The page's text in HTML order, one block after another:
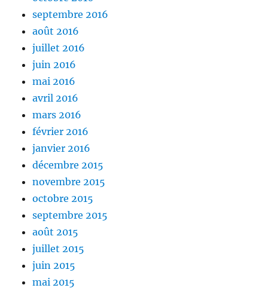
septembre 2016
août 2016
juillet 2016
juin 2016
mai 2016
avril 2016
mars 2016
février 2016
janvier 2016
décembre 2015
novembre 2015
octobre 2015
septembre 2015
août 2015
juillet 2015
juin 2015
mai 2015